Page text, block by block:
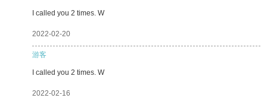
I called you 2 times. W
2022-02-20
游客
I called you 2 times. W
2022-02-16